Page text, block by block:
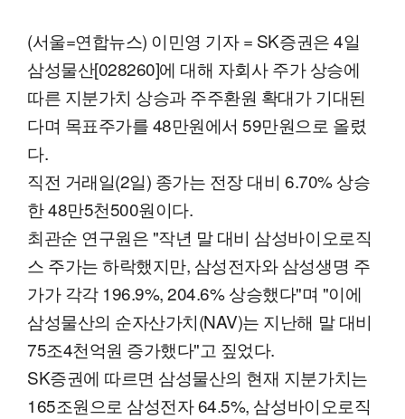
(서울=연합뉴스) 이민영 기자 = SK증권은 4일
삼성물산[028260]에 대해 자회사 주가 상승에
따른 지분가치 상승과 주주환원 확대가 기대된
다며 목표주가를 48만원에서 59만원으로 올렸
다.
직전 거래일(2일) 종가는 전장 대비 6.70% 상승
한 48만5천500원이다.
최관순 연구원은 "작년 말 대비 삼성바이오로직
스 주가는 하락했지만, 삼성전자와 삼성생명 주
가가 각각 196.9%, 204.6% 상승했다"며 "이에
삼성물산의 순자산가치(NAV)는 지난해 말 대비
75조4천억원 증가했다"고 짚었다.
SK증권에 따르면 삼성물산의 현재 지분가치는
165조원으로 삼성전자 64.5%, 삼성바이오로직